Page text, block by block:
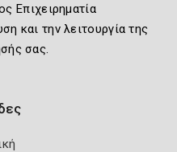
Επιχειρηματία
και την λειτουργία της
σας.